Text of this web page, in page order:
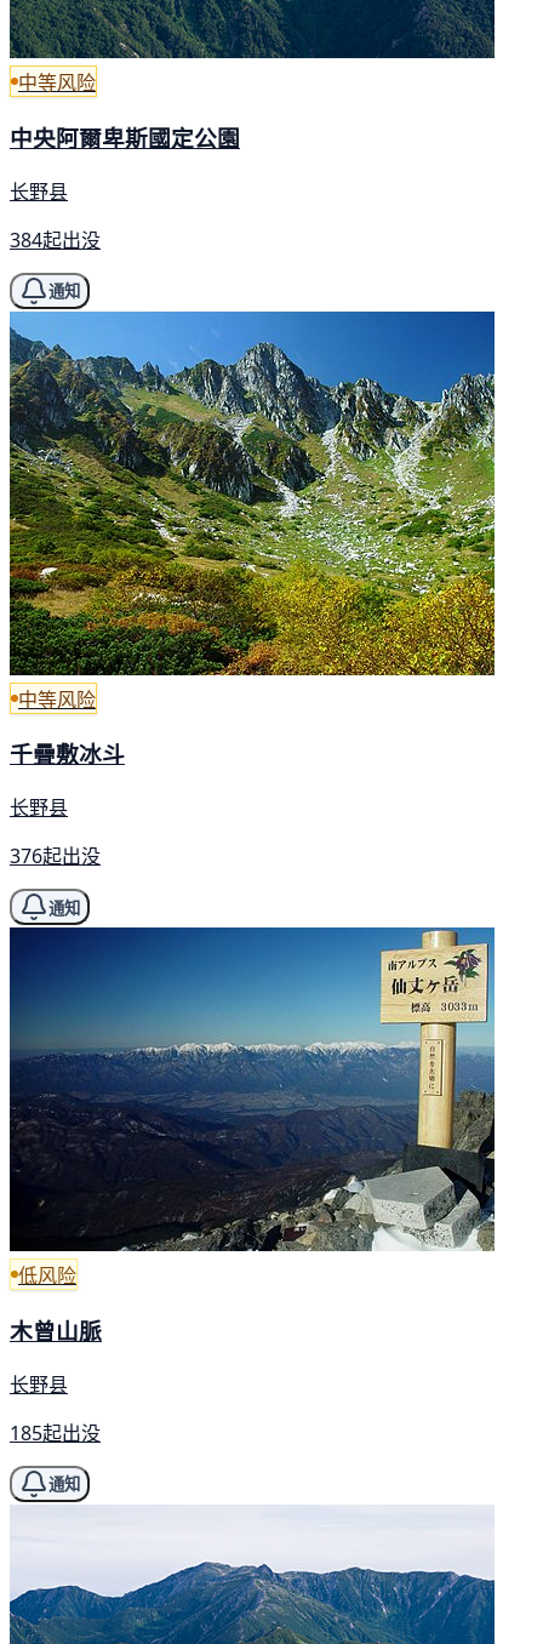
中等风险
中央阿爾卑斯國定公園
长野县
384起出没
通知
中等风险
千疊敷冰斗
长野县
376起出没
通知
低风险
木曾山脈
长野县
185起出没
通知